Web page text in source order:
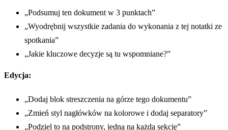
„Podsumuj ten dokument w 3 punktach”
„Wyodrębnij wszystkie zadania do wykonania z tej notatki ze
spotkania”
„Jakie kluczowe decyzje są tu wspomniane?”
Edycja:
„Dodaj blok streszczenia na górze tego dokumentu”
„Zmień styl nagłówków na kolorowe i dodaj separatory”
„Podziel to na podstrony, jedną na każdą sekcję”